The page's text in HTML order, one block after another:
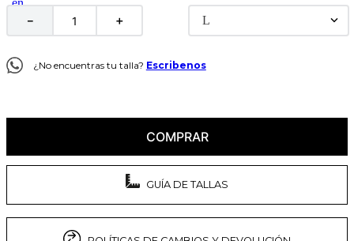
＋
－ L
¿No encuentras tu talla? Escribenos
COMPRAR
GUÍA DE TALLAS